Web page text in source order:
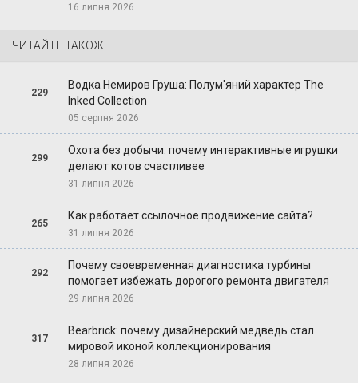
16 липня 2026
ЧИТАЙТЕ ТАКОЖ
229
Водка Немиров Груша: Полум'яний характер The
Inked Collection
05 серпня 2026
299
Охота без добычи: почему интерактивные игрушки
делают котов счастливее
31 липня 2026
265
Как работает ссылочное продвижение сайта?
31 липня 2026
292
Почему своевременная диагностика турбины
помогает избежать дорогого ремонта двигателя
29 липня 2026
317
Bearbrick: почему дизайнерский медведь стал
мировой иконой коллекционирования
28 липня 2026